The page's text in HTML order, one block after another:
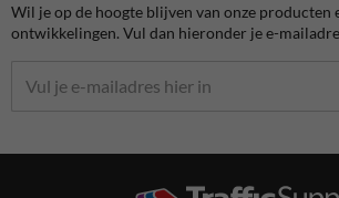
Wil je op de hoogte blijven van onze producten
ontwikkelingen. Vul dan hieronder je e-